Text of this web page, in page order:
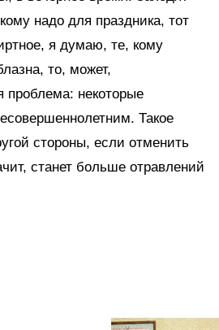
надо для праздника, тот
я думаю, те, кому
то, может,
проблема: некоторые
Такое
стороны, если отменить
станет больше отравлений